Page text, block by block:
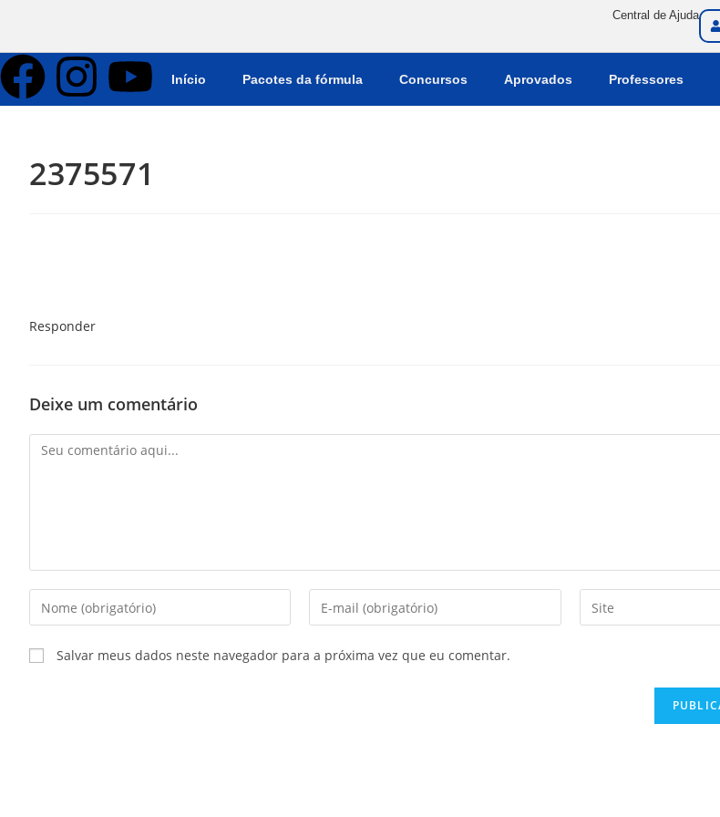
Central de Ajuda
Início Pacotes da fórmula Concursos Aprovados Professores
2375571
Responder
Deixe um comentário
Salvar meus dados neste navegador para a próxima vez que eu comentar.